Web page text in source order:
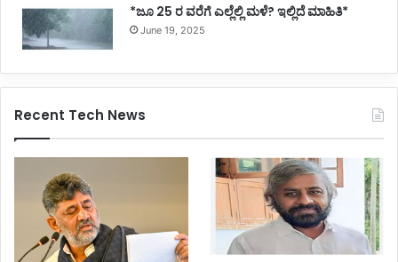
*ಜೂ 25 ರ ವರೆಗೆ ಎಲ್ಲೆಲ್ಲಿ ಮಳೆ? ಇಲ್ಲಿದೆ ಮಾಹಿತಿ*
June 19, 2025
Recent Tech News